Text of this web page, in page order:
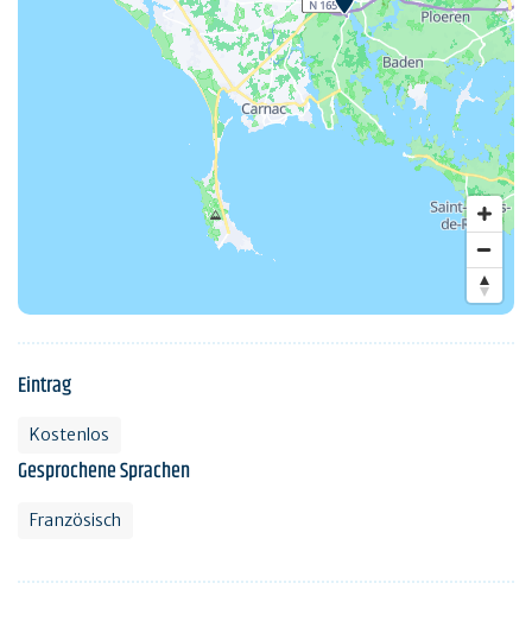
Eintrag
Kostenlos
Gesprochene Sprachen
Französisch